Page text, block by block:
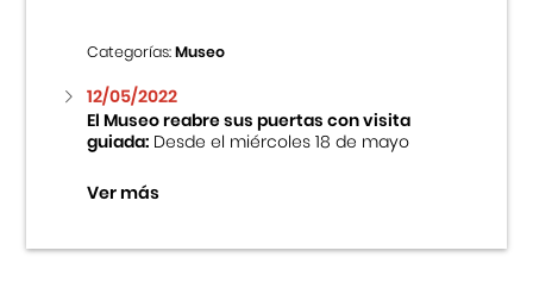
Categorías:Museo
12/05/2022
El Museo reabre sus puertas con visita
guiada:Desde el miércoles 18 de mayo
Ver más